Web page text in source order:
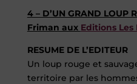
4 – D’UN GRAND LOUP
Friman aux Editions Les
RESUME DE L’EDITEUR
Un loup rouge et
territoire par les